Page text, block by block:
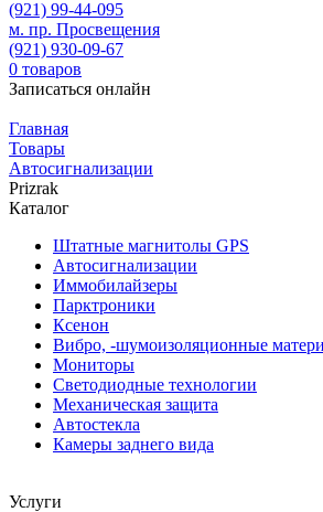
(921) 99-44-095
м. пр. Просвещения
(921) 930-09-67
0 товаров
Записаться онлайн
Главная
Товары
Автосигнализации
Prizrak
Каталог
Штатные магнитолы GPS
Автосигнализации
Иммобилайзеры
Парктроники
Ксенон
Вибро, -шумоизоляционные
Мониторы
Светодиодные технологии
Механическая защита
Автостекла
Камеры заднего вида
Услуги